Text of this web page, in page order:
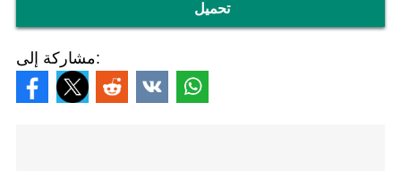
تحميل
مشاركة إلى: